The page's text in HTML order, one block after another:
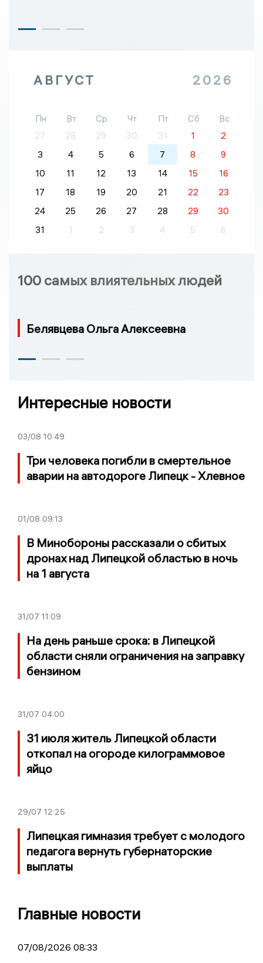
АВГУСТ 2026
Пн Вт Ср Чт Пт Сб
Вс
27
28 29 30 31 1
2
3
4 5 6 7 8
9
10
11 12 13 14 15
16
17
18 19 20 21 22
23
24
25 26 27 28 29
30
31
1 2 3 4 5 6
100 самых влиятельных людей
Белявцева Ольга Алексеевна
Интересные новости
03/08 10:49
Три человека погибли в смертельное
аварии на автодороге Липецк - Хлевное
01/08 09:13
В Минобороны рассказали о сбитых
дронах над Липецкой областью в ночь
на 1 августа
31/07 11:09
На день раньше срока: в Липецкой
области сняли ограничения на заправку
бензином
31/07 04:00
31 июля житель Липецкой области
откопал на огороде килограммовое
яйцо
29/07 12:25
Липецкая гимназия требует с молодого
педагога вернуть губернаторские
выплаты
Главные новости
07/08/2026 08:33